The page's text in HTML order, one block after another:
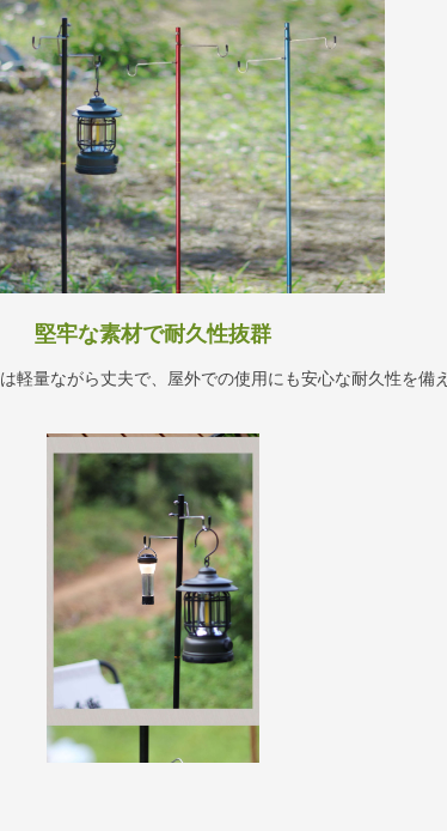
堅牢な素材で耐久性抜群
軽量ながら丈夫で、屋外での使用にも安心な耐久性を備え